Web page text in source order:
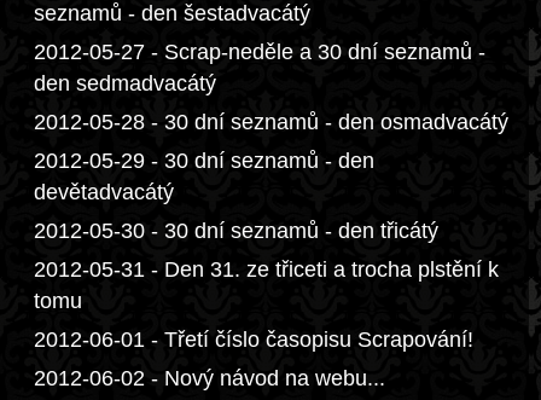
seznamů - den šestadvacátý
2012-05-27 - Scrap-neděle a 30 dní seznamů -
den sedmadvacátý
2012-05-28 - 30 dní seznamů - den osmadvacátý
2012-05-29 - 30 dní seznamů - den
devětadvacátý
2012-05-30 - 30 dní seznamů - den třicátý
2012-05-31 - Den 31. ze třiceti a trocha plstění k
tomu
2012-06-01 - Třetí číslo časopisu Scrapování!
2012-06-02 - Nový návod na webu...